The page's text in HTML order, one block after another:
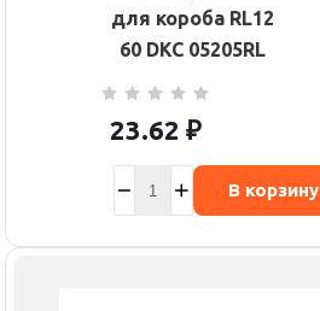
для короба RL12
60 DKC 05205RL
23.62 ₽
В корзину